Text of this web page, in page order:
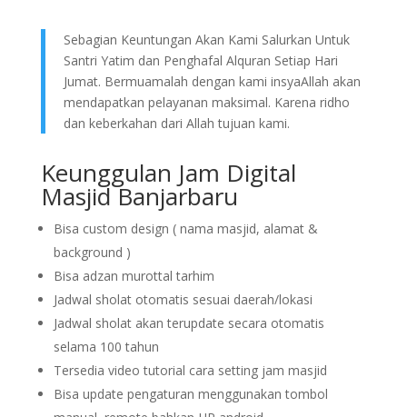
Sebagian Keuntungan Akan Kami Salurkan Untuk
Santri Yatim dan Penghafal Alquran Setiap Hari
Jumat. Bermuamalah dengan kami insyaAllah akan
mendapatkan pelayanan maksimal. Karena ridho
dan keberkahan dari Allah tujuan kami.
Keunggulan Jam Digital
Masjid Banjarbaru
Bisa custom design ( nama masjid, alamat &
background )
Bisa adzan murottal tarhim
Jadwal sholat otomatis sesuai daerah/lokasi
Jadwal sholat akan terupdate secara otomatis
selama 100 tahun
Tersedia video tutorial cara setting jam masjid
Bisa update pengaturan menggunakan tombol